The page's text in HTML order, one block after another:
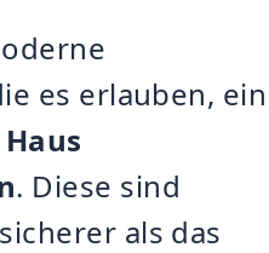
es erlauben, ein
. Diese sind
als das